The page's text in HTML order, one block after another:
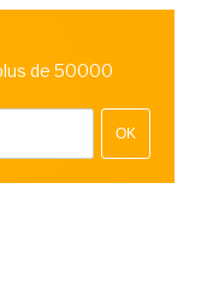
de 50000
OK